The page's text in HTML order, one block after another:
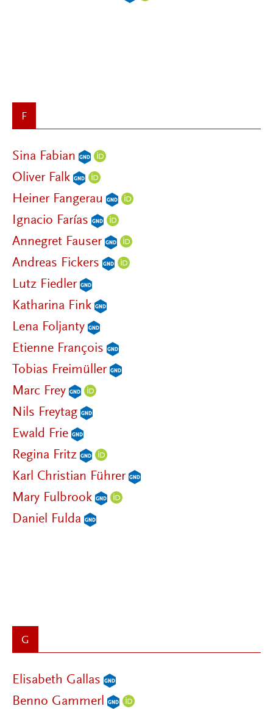
F
Sina Fabian
Oliver Falk
Heiner Fangerau
Ignacio Farías
Annegret Fauser
Andreas Fickers
Lutz Fiedler
Katharina Fink
Lena Foljanty
Etienne François
Tobias Freimüller
Marc Frey
Nils Freytag
Ewald Frie
Regina Fritz
Karl Christian Führer
Mary Fulbrook
Daniel Fulda
G
Elisabeth Gallas
Benno Gammerl